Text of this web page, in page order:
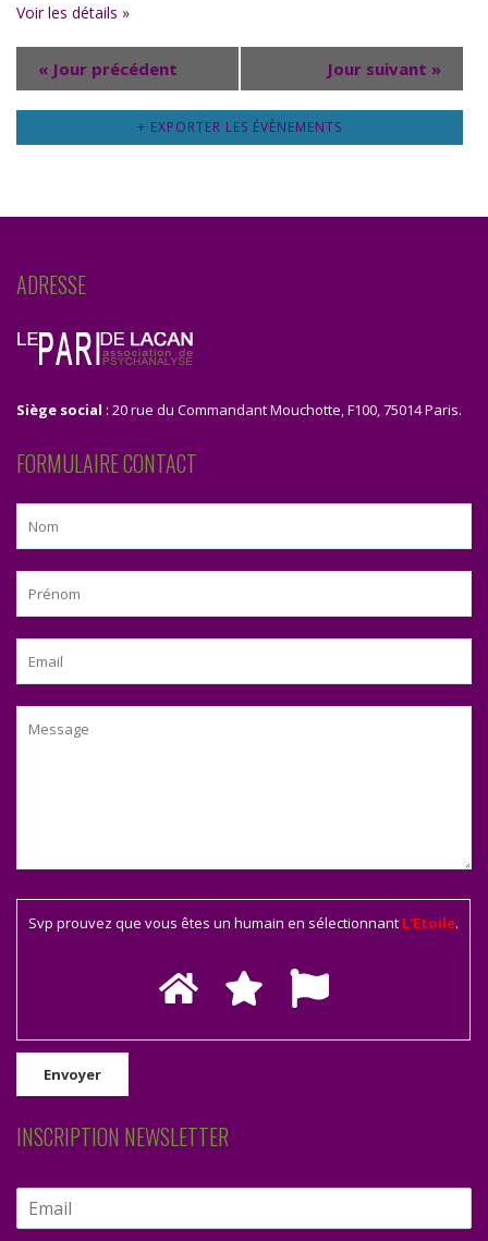
Voir les détails »
« Jour précédent Jour suivant »
+ EXPORTER LES ÉVÈNEMENTS
ADRESSE
Siège social : 20 rue du Commandant Mouchotte, F100, 75014 Paris.
FORMULAIRE CONTACT
Svp prouvez que vous êtes un humain en sélectionnant L'Etoile.
INSCRIPTION NEWSLETTER